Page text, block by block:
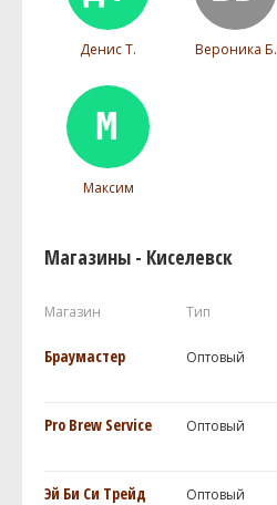
Денис Т. Вероника Б.
Максим
Магазины - Киселевск
Магазин Тип
Браумастер Оптовый
Pro Brew Service Оптовый
Эй Би Си Трейд Оптовый